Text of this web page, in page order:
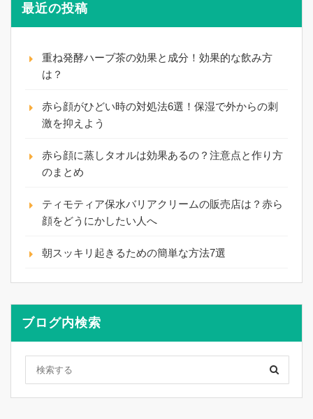
最近の投稿
重ね発酵ハーブ茶の効果と成分！効果的な飲み方
は？
赤ら顔がひどい時の対処法6選！保湿で外からの刺
激を抑えよう
赤ら顔に蒸しタオルは効果あるの？注意点と作り方
のまとめ
ティモティア保水バリアクリームの販売店は？赤ら
顔をどうにかしたい人へ
朝スッキリ起きるための簡単な方法7選
ブログ内検索